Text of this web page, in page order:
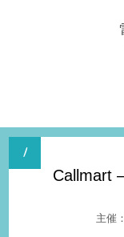
Callmart